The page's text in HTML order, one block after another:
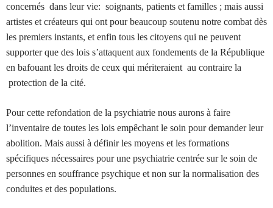
concernés dans leur vie: soignants, patients et familles ; mais aussi
artistes et créateurs qui ont pour beaucoup soutenu notre combat dès
les premiers instants, et enfin tous les citoyens qui ne peuvent
supporter que des lois s’attaquent aux fondements de la République
en bafouant les droits de ceux qui mériteraient au contraire la
protection de la cité.
Pour cette refondation de la psychiatrie nous aurons à faire
l’inventaire de toutes les lois empêchant le soin pour demander leur
abolition. Mais aussi à définir les moyens et les formations
spécifiques nécessaires pour une psychiatrie centrée sur le soin de
personnes en souffrance psychique et non sur la normalisation des
conduites et des populations.